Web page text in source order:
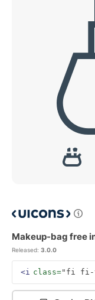
Makeup-bag free
Released: 3.0.0
<i class="fi fi-